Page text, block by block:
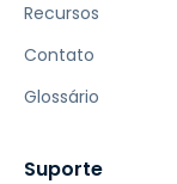
Recursos
Contato
Glossário
Suporte